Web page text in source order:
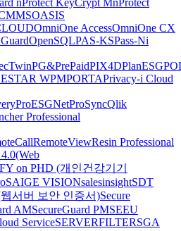
OASIS
OmniOne AccessOmniOne CX
OpenSQLPAS-KSPass-Ni
PG&PrePaidPIX4DPlanESG
WPMPORTAPrivacy-i Cloud
ProESGNetProSyncQlik
Professional
RemoteViewResin Professional
on PHD (개인건강기기
SAIGE VISIONsalesinsightSDT
웹서버 보안 인증서)Secure
AMSecureGuard PMSEEU
ServiceSERVERFILTERSGA